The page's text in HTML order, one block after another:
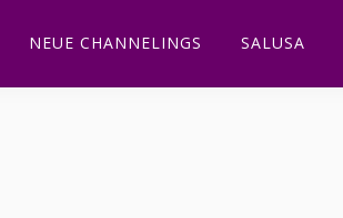
NEUE CHANNELINGS SALUSA